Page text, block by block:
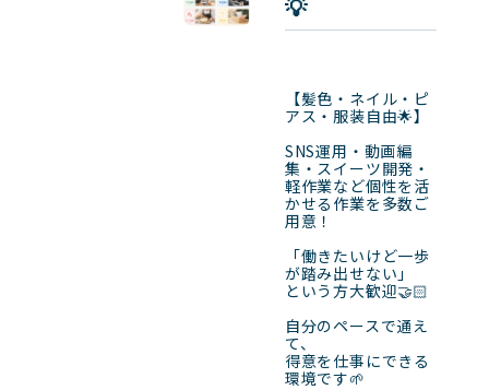
💡
【髪色・ネイル・ピ
アス・服装自由🌟】
SNS運用・動画編
集・スイーツ開発・
軽作業など個性を活
かせる作業を多数ご
用意！
「働きたいけど一歩
が踏み出せない」
という方大歓迎🤝🏻
自分のペースで通え
て、
得意を仕事にできる
環境です🌱